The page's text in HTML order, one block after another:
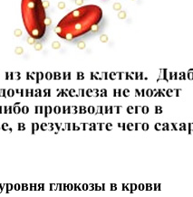
глюкозы в крови